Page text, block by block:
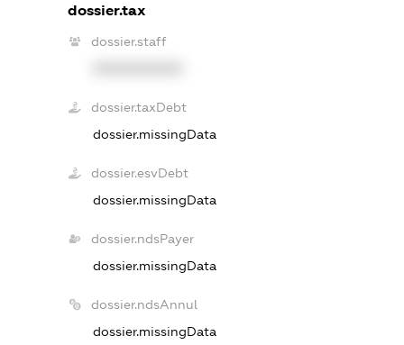
dossier.tax
dossier.staff
dossier.taxDebt
dossier.missingData
dossier.esvDebt
dossier.missingData
dossier.ndsPayer
dossier.missingData
dossier.ndsAnnul
dossier.missingData